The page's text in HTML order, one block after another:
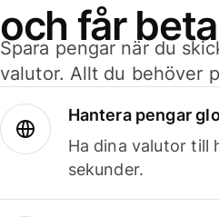
och får
Spara pengar när du
valutor. Allt du behöver
Hantera pengar
Ha dina valutor till
sekunder.